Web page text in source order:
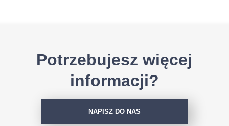
Potrzebujesz więcej
informacji?
NAPISZ DO NAS